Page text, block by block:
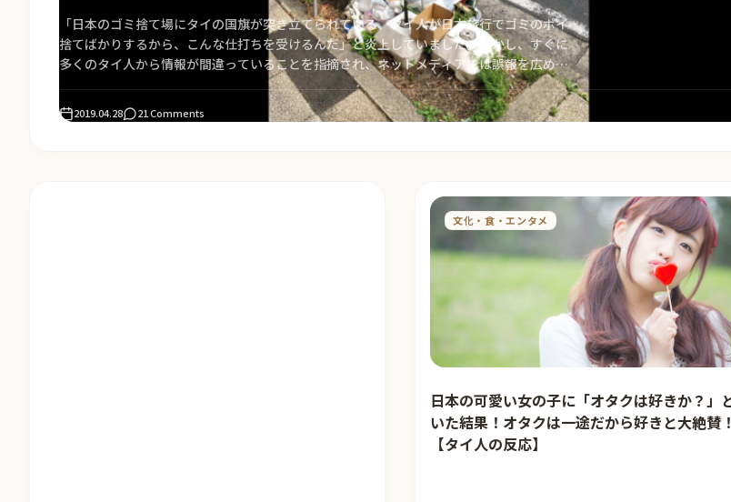
「日本のゴミ捨て場にタイの国旗が突き立てられている、タイ人が日本旅行でゴミのポイ
捨てばかりするから、こんな仕打ちを受けるんだ」と炎上していました。しかし、すぐに
多くのタイ人から情報が間違っていることを指摘され、ネットメディアでは誤報を広めな
いよう周知されています。タイ人の反応もまとめました。
2019.04.28 21 Comments
文化・食・エンタメ
日本の可愛い女の子に「オタクは好きか？」
いた結果！オタクは一途だから好きと大絶賛！
【タイ人の反応】